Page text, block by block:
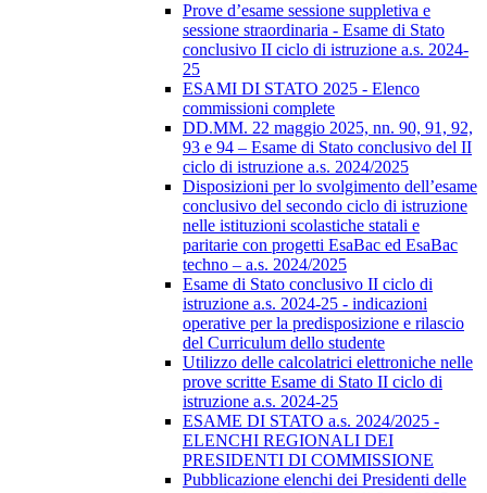
Prove d’esame sessione suppletiva e
sessione straordinaria - Esame di Stato
conclusivo II ciclo di istruzione a.s. 2024-
25
ESAMI DI STATO 2025 - Elenco
commissioni complete
DD.MM. 22 maggio 2025, nn. 90, 91, 92,
93 e 94 – Esame di Stato conclusivo del II
ciclo di istruzione a.s. 2024/2025
Disposizioni per lo svolgimento dell’esame
conclusivo del secondo ciclo di istruzione
nelle istituzioni scolastiche statali e
paritarie con progetti EsaBac ed EsaBac
techno – a.s. 2024/2025
Esame di Stato conclusivo II ciclo di
istruzione a.s. 2024-25 - indicazioni
operative per la predisposizione e rilascio
del Curriculum dello studente
Utilizzo delle calcolatrici elettroniche nelle
prove scritte Esame di Stato II ciclo di
istruzione a.s. 2024-25
ESAME DI STATO a.s. 2024/2025 -
ELENCHI REGIONALI DEI
PRESIDENTI DI COMMISSIONE
Pubblicazione elenchi dei Presidenti delle